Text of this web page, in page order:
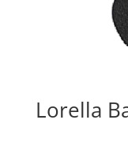
Lorella